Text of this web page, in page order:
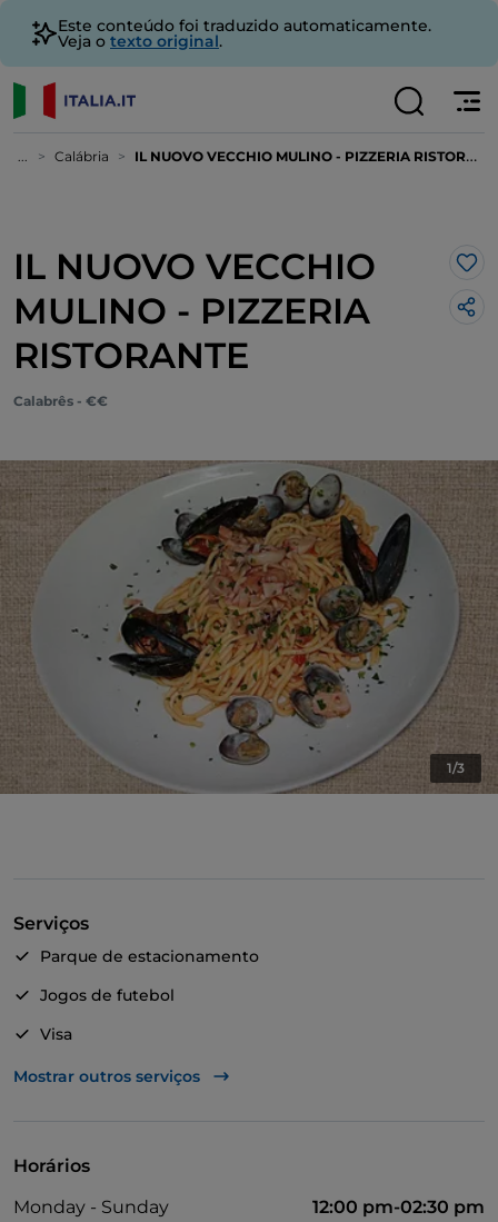
Este conteúdo foi traduzido automaticamente.
Veja o texto original.
... Calábria IL NUOVO VECCHIO MULINO - PIZZERIA RISTORANTE
IL NUOVO VECCHIO
MULINO - PIZZERIA
RISTORANTE
Calabrês - €€
1/3
Serviços
Parque de estacionamento
Jogos de futebol
Visa
Wi-Fi
Mostrar outros serviços
Horários
Monday - Sunday
12:00 pm-02:30 pm